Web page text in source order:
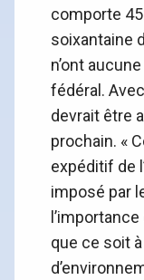
comporte
soixantaine
n’ont
fédéral.
devrait être
prochain. «
expéditif de
imposé par
que ce soit